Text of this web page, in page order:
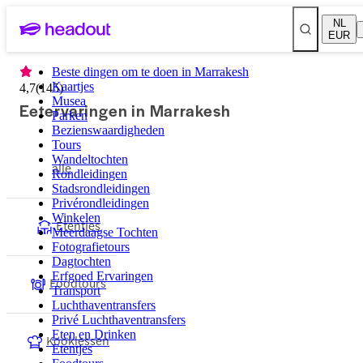
NL
EUR
Beste dingen om te doen in Marrakesh
Kaartjes
Musea
Parken
Bezienswaardigheden
Tours
Wandeltochten
Rondleidingen
Stadsrondleidingen
Privérondleidingen
Winkelen
Meerdaagse Tochten
Fotografietours
Dagtochten
Erfgoed Ervaringen
Transport
Luchthaventransfers
Privé Luchthaventransfers
Eten en Drinken
Etentjes
4,7(145)
Eetervaringen in Marrakesh
alle
Etentjes
Foodtours
Kooklessen